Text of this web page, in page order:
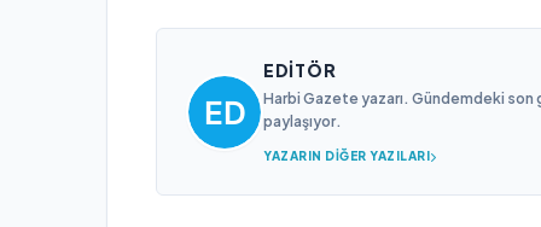
EDITÖR
Harbi Gazete yazarı. Gündemdeki son
paylaşıyor.
YAZARIN DIĞER YAZILARI